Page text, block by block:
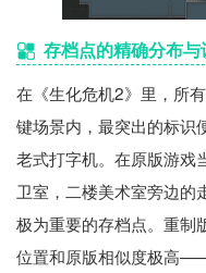
存档点的精确分布与
在《生化危机2》里，所
键场景内，最突出的标识
老式打字机。在原版游戏
卫室，二楼美术室旁边的
极为重要的存档点。重制
位置和原版相似度极高